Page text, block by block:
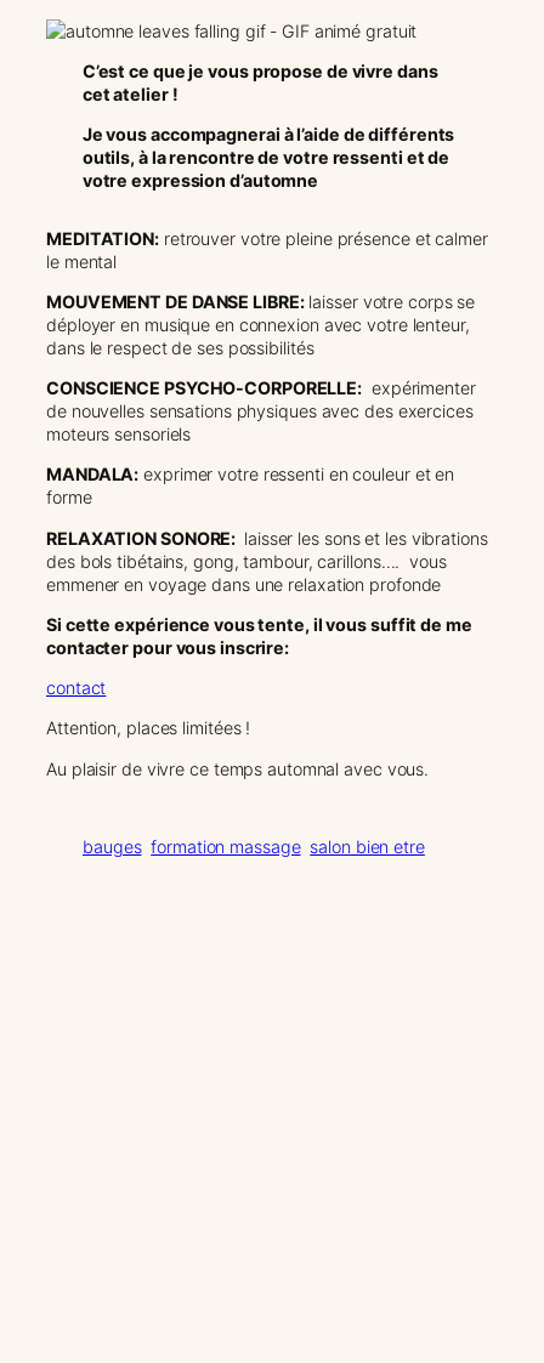
C’est ce que je vous propose de vivre dans
cet atelier !
Je vous accompagnerai à l’aide de différents
outils, à la rencontre de votre ressenti et de
votre expression d’automne
MEDITATION:retrouver votre pleine présence et calmer
le mental
MOUVEMENT DE DANSE LIBRE:laisser votre corps se
déployer en musique en connexion avec votre lenteur,
dans le respect de ses possibilités
CONSCIENCE PSYCHO-CORPORELLE: expérimenter
de nouvelles sensations physiques avec des exercices
moteurs sensoriels
MANDALA: exprimer votre ressenti en couleur et en
forme
RELAXATION SONORE: laisser les sons et les vibrations
des bols tibétains, gong, tambour, carillons…. vous
emmener en voyage dans une relaxation profonde
Si cette expérience vous tente, il vous suffit de me
contacter pour vous inscrire:
contact
Attention, places limitées !
Au plaisir de vivre ce temps automnal avec vous.
bauges formation massage salon bien etre